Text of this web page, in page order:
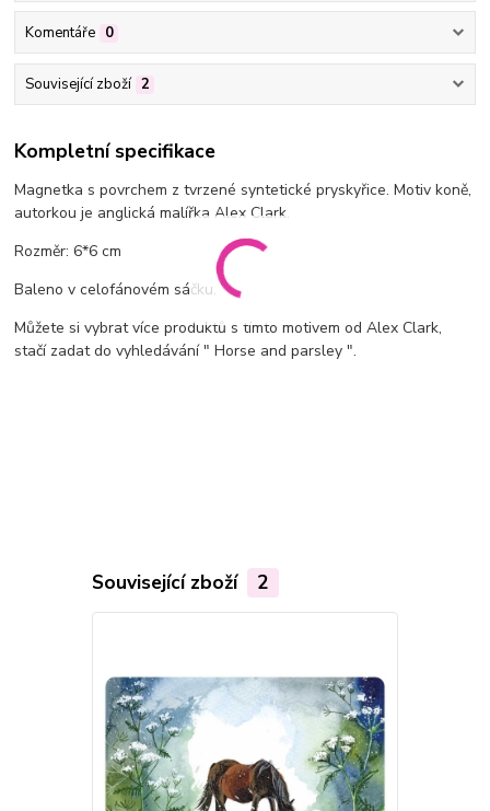
Komentáře 0
Související zboží 2
Kompletní specifikace
Magnetka s povrchem z tvrzené syntetické pryskyřice. Motiv koně,
autorkou je anglická malířka Alex Clark.
Rozměr: 6*6 cm
Baleno v celofánovém sáčku.
Můžete si vybrat více produktů s tímto motivem od Alex Clark,
stačí zadat do vyhledávání " Horse and parsley ".
Související zboží 2